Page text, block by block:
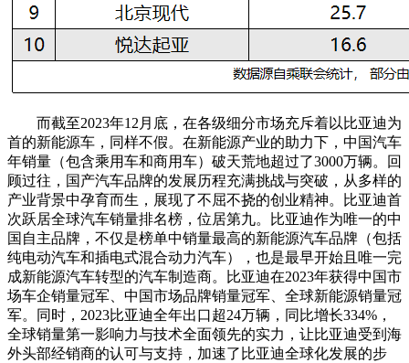
而截至2023年12月底，在各级细分市场充斥着以比亚迪为
首的新能源车，同样不假。在新能源产业的助力下，中国汽车
年销量（包含乘用车和商用车）破天荒地超过了3000万辆。回
顾过往，国产汽车品牌的发展历程充满挑战与突破，从多样的
产业背景中孕育而生，展现了不屈不挠的创业精神。比亚迪首
次跃居全球汽车销量排名榜，位居第九。比亚迪作为唯一的中
国自主品牌，不仅是榜单中销量最高的新能源汽车品牌（包括
纯电动汽车和插电式混合动力汽车），也是最早开始且唯一完
成新能源汽车转型的汽车制造商。比亚迪在2023年获得中国市
场车企销量冠军、中国市场品牌销量冠军、全球新能源销量冠
军。同时，2023比亚迪全年出口超24万辆，同比增长334%，
全球销量第一影响力与技术全面领先的实力，让比亚迪受到海
外头部经销商的认可与支持，加速了比亚迪全球化发展的步